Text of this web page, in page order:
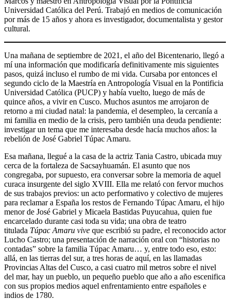
Universidad Católica del Perú. Trabajó en medios de comunicación
por más de 15 años y ahora es investigador, documentalista y gestor
cultural.
Una mañana de septiembre de 2021, el año del Bicentenario, llegó a
mí una información que modificaría definitivamente mis siguientes
pasos, quizá incluso el rumbo de mi vida. Cursaba por entonces el
segundo ciclo de la Maestría en Antropología Visual en la Pontificia
Universidad Católica (PUCP) y había vuelto, luego de más de
quince años, a vivir en Cusco. Muchos asuntos me arrojaron de
retorno a mi ciudad natal: la pandemia, el desempleo, la cercanía a
mi familia en medio de la crisis, pero también una deuda pendiente:
investigar un tema que me interesaba desde hacía muchos años: la
rebelión de José Gabriel Túpac Amaru.
Esa mañana, llegué a la casa de la actriz Tania Castro, ubicada muy
cerca de la fortaleza de Sacsayhuamán. El asunto que nos
congregaba, por supuesto, era conversar sobre la memoria de aquel
curaca insurgente del siglo XVIII. Ella me relató con fervor muchos
de sus trabajos previos: un acto performativo y colectivo de mujeres
para reclamar a España los restos de Fernando Túpac Amaru, el hijo
menor de José Gabriel y Micaela Bastidas Puyucahua, quien fue
encarcelado durante casi toda su vida; una obra de teatro
titulada Túpac Amaru vive que escribió su padre, el reconocido actor
Lucho Castro; una presentación de narración oral con “historias no
contadas” sobre la familia Túpac Amaru… y, entre todo eso, esto:
allá, en las tierras del sur, a tres horas de aquí, en las llamadas
Provincias Altas del Cusco, a casi cuatro mil metros sobre el nivel
del mar, hay un pueblo, un pequeño pueblo que año a año escenifica
con sus propios medios aquel enfrentamiento entre españoles e
indios de 1780.